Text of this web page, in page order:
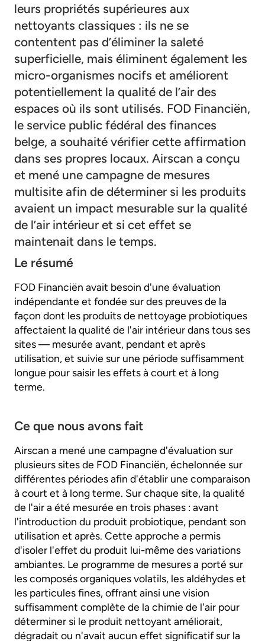
leurs propriétés supérieures aux
nettoyants classiques : ils ne se
contentent pas d’éliminer la saleté
superficielle, mais éliminent également les
micro-organismes nocifs et améliorent
potentiellement la qualité de l’air des
espaces où ils sont utilisés. FOD Financiën,
le service public fédéral des finances
belge, a souhaité vérifier cette affirmation
dans ses propres locaux. Airscan a conçu
et mené une campagne de mesures
multisite afin de déterminer si les produits
avaient un impact mesurable sur la qualité
de l’air intérieur et si cet effet se
maintenait dans le temps.
Le résumé
FOD Financiën avait besoin d'une évaluation
indépendante et fondée sur des preuves de la
façon dont les produits de nettoyage probiotiques
affectaient la qualité de l'air intérieur dans tous ses
sites — mesurée avant, pendant et après
utilisation, et suivie sur une période suffisamment
longue pour saisir les effets à court et à long
terme.
Ce que nous avons fait
Airscan a mené une campagne d'évaluation sur
plusieurs sites de FOD Financiën, échelonnée sur
différentes périodes afin d'établir une comparaison
à court et à long terme. Sur chaque site, la qualité
de l'air a été mesurée en trois phases : avant
l'introduction du produit probiotique, pendant son
utilisation et après. Cette approche a permis
d'isoler l'effet du produit lui-même des variations
ambiantes. Le programme de mesures a porté sur
les composés organiques volatils, les aldéhydes et
les particules fines, offrant ainsi une vision
suffisamment complète de la chimie de l'air pour
déterminer si le produit nettoyant améliorait,
dégradait ou n'avait aucun effet significatif sur la